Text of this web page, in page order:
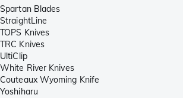
Spartan Blades
StraightLine
TOPS Knives
TRC Knives
UltiClip
White River Knives
Couteaux Wyoming Knife
Yoshiharu